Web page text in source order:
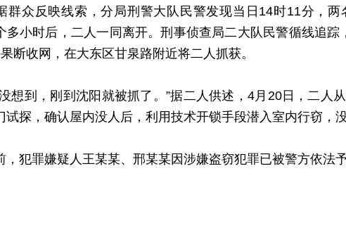
众反映线索，分局刑警大队民警发现当日14时11分，两
多小时后，二人一同离开。刑事侦查局二大队民警循线追
断收网，在大东区甘泉路附近将二人抓获。
到，刚到沈阳就被抓了。”据二人供述，4月20日，二人
试探，确认屋内没人后，利用技术开锁手段潜入室内行窃，
罪嫌疑人王某某、邢某某因涉嫌盗窃犯罪已被警方依法予